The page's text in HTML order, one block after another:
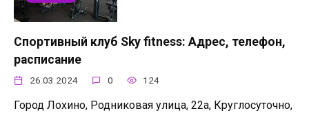
Спортивный клуб Sky fitness: Адрес, телефон,
расписание
26.03.2024 0 124
Город Лохино, Родниковая улица, 22а, Круглосуточно,